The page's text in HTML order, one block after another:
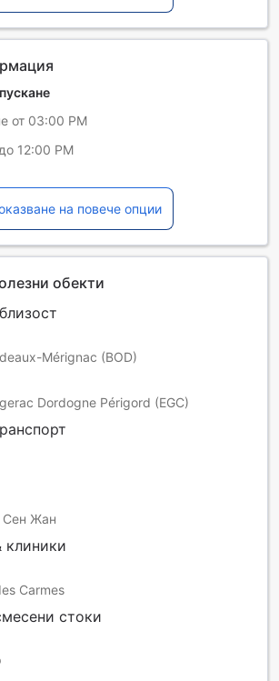
от 03:00 PM
12:00 PM
на повече опции
обекти
Mérignac (BOD)
Dordogne Périgord (EGC)
Сен Жан
клиники
Carmes
стоки